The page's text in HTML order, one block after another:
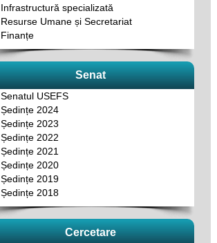
Infrastructură specializată
Resurse Umane și Secretariat
Finanțe
Senat
Senatul USEFS
Ședințe 2024
Ședințe 2023
Ședințe 2022
Ședințe 2021
Ședințe 2020
Ședințe 2019
Ședințe 2018
Cercetare